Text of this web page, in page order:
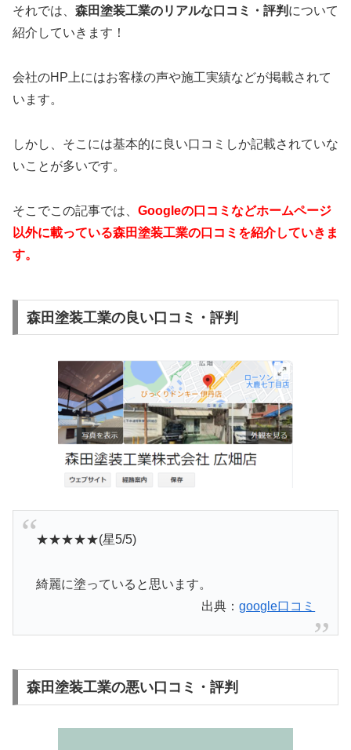
それでは、 森田塗装工業のリアルな口コミ・評判 について
紹介していきます！
会社のHP上にはお客様の声や施工実績などが掲載されて
います。
しかし、そこには基本的に良い口コミしか記載されていな
いことが多いです。
そこでこの記事では、 Googleの口コミなどホームページ
以外に載っている森田塗装工業の口コミを紹介していきま
す。
森田塗装工業の良い口コミ・評判
★★★★★(星5/5)
綺麗に塗っていると思います。
出典：google口コミ
森田塗装工業の悪い口コミ・評判